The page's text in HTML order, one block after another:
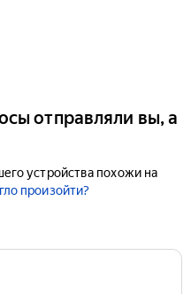
отправляли вы, а
устройства похожи на
произойти?